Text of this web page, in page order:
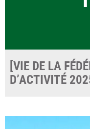
[VIE DE LA
D’ACTIVITÉ